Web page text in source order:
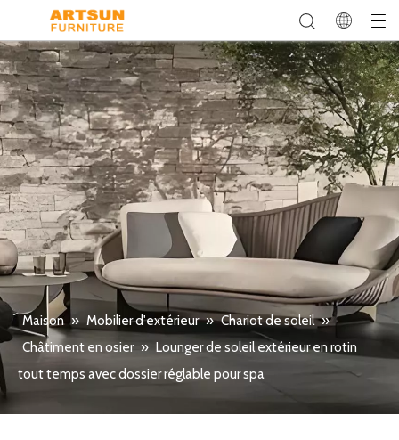
Maison » Mobilier d'extérieur » Chariot de soleil »
Châtiment en osier » Lounger de soleil extérieur en rotin
tout temps avec dossier réglable pour spa